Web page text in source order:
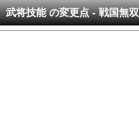
武将技能 の変更点 - 戦国無